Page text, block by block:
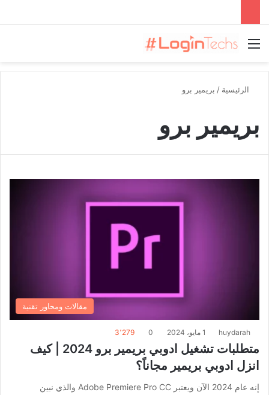
القائمة
الرئيسية / بريمير برو
بريمير برو
مقالات ومحاور تقنية
huydarah 1 مايو، 2024 0 3٬279
متطلبات تشغيل ادوبي بريمير برو 2024 | كيف
انزل ادوبي بريمير مجاناً؟
إنه عام 2024 الآن ويعتبر Adobe Premiere Pro CC والذي نبين